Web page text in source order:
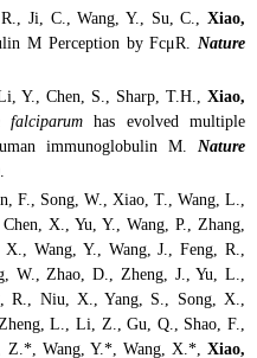
Ji, C., Wang, Y., Su, C., Xiao,
M Perception by FcμR. Nature
Y., Chen, S., Sharp, T.H., Xiao,
falciparum has evolved multiple
immunoglobulin M. Nature
F., Song, W., Xiao, T., Wang, L.,
X., Yu, Y., Wang, P., Zhang,
Wang, Y., Wang, J., Feng, R.,
W., Zhao, D., Zheng, J., Yu, L.,
R., Niu, X., Yang, S., Song, X.,
L., Li, Z., Gu, Q., Shao, F.,
Z.*, Wang, Y.*, Wang, X.*, Xiao,